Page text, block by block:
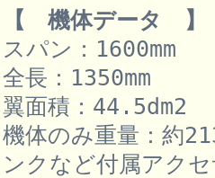
【 機体データ 】
スパン：1600mm
全長：1350mm
翼面積：44.5dm2
機体のみ重量：約
ンクなど付属アク